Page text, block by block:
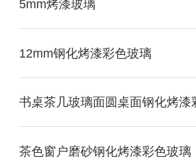
5mm烤漆玻璃
12mm钢化烤漆彩色玻璃
茶色窗户磨砂钢化烤漆彩色玻璃